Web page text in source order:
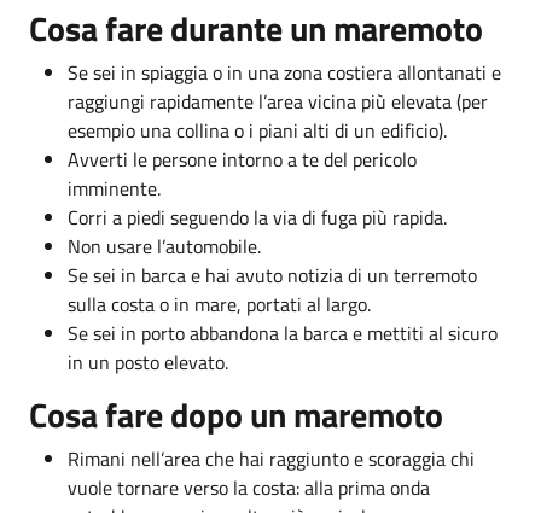
Cosa fare durante un maremoto
Se sei in spiaggia o in una zona costiera allontanati e
raggiungi rapidamente l’area vicina più elevata (per
esempio una collina o i piani alti di un edificio).
Avverti le persone intorno a te del pericolo
imminente.
Corri a piedi seguendo la via di fuga più rapida.
Non usare l’automobile.
Se sei in barca e hai avuto notizia di un terremoto
sulla costa o in mare, portati al largo.
Se sei in porto abbandona la barca e mettiti al sicuro
in un posto elevato.
Cosa fare dopo un maremoto
Rimani nell’area che hai raggiunto e scoraggia chi
vuole tornare verso la costa: alla prima onda